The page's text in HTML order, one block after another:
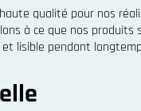
qualité pour nos
à ce que nos
lisible pendant